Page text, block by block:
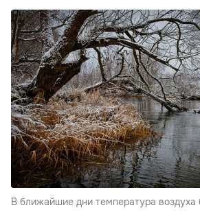
В ближайшие дни температура воздуха